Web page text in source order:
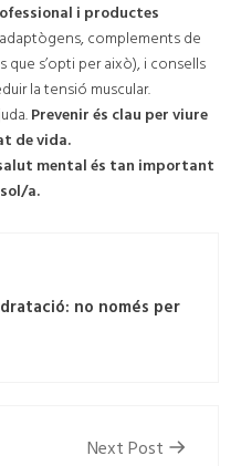
i productes
complements de
que s’opti per això), i consells
la tensió muscular.
Prevenir és clau per viure
de vida.
mental és tan important
a.
no només per
Next Post